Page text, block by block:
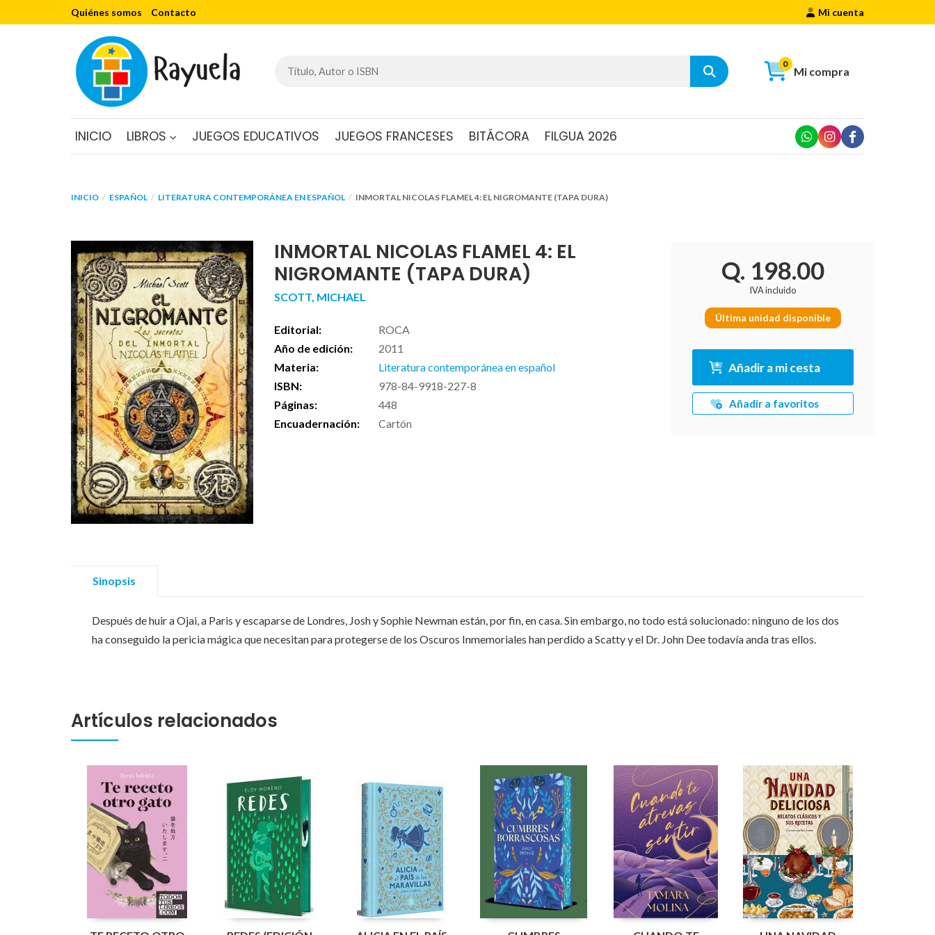
Quiénes somos Contacto Mi cuenta
Mi compra
0
INICIO LIBROS JUEGOS EDUCATIVOS JUEGOS FRANCESES BITÁCORA FILGUA 2026
INICIO ESPAÑOL LITERATURA CONTEMPORÁNEA EN ESPAÑOL INMORTAL NICOLAS FLAMEL 4: EL NIGROMANTE (TAPA DURA)
INMORTAL NICOLAS FLAMEL 4: EL
NIGROMANTE (TAPA DURA)
SCOTT, MICHAEL
Editorial:
ROCA
Año de edición:
2011
Materia:
Literatura contemporánea en español
ISBN:
978-84-9918-227-8
Páginas:
448
Encuadernación:
Cartón
Q. 198.00
IVA incluido
Última unidad disponible
Añadir a mi cesta
Añadir a favoritos
Sinopsis
Después de huir a Ojai, a Paris y escaparse de Londres, Josh y Sophie Newman están, por fin, en casa. Sin embargo, no todo está solucionado: ninguno de los dos
ha conseguido la pericia mágica que necesitan para protegerse de los Oscuros Inmemoriales han perdido a Scatty y el Dr. John Dee todavía anda tras ellos.
Artículos relacionados